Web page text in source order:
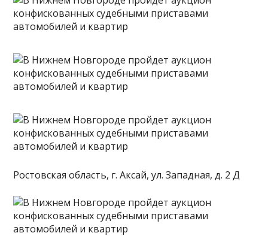
Ростовская область, г. Аксай, ул. Западная, д. 2 Д